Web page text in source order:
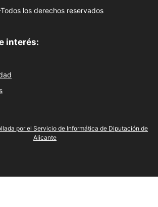
los derechos reservados
interés:
por el Servicio de Informática de Diputación de
Alicante